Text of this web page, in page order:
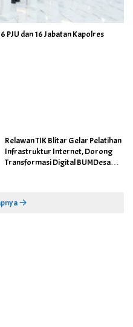
PJU dan 16 Jabatan Kapolres
Relawan TIK Blitar Gelar Pelatihan
Infrastruktur Internet, Dorong
Transformasi Digital BUMDesa